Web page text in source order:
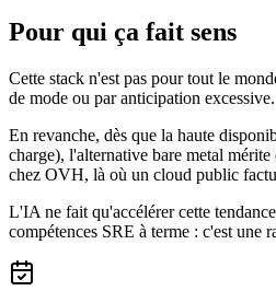
Pour qui ça fait sens
Cette stack n'est pas pour tout le
de mode ou par anticipation excessive.
En revanche, dès que la haute
charge), l'alternative bare metal
chez OVH, là où un cloud public
L'IA ne fait qu'accélérer cette
compétences SRE à terme : c'est une